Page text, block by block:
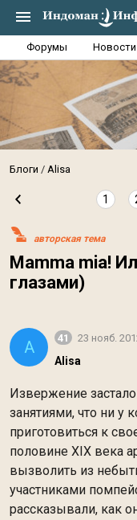
Форумы Новости
Блоги Alisa
1
авторская тема
Mamma mia!
глазами)
A 41 23 нояб.
Alisa
Извержение
занятиями, что ни у
приготовиться к
половине XIX века
вызволить из
участниками
рассказывали, как